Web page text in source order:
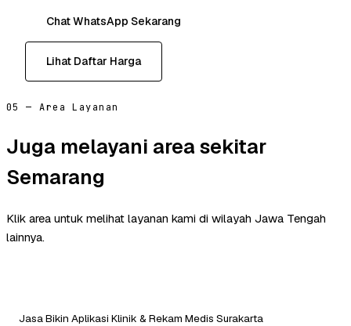
Chat WhatsApp Sekarang
Lihat Daftar Harga
05 — Area Layanan
Juga melayani area sekitar
Semarang
Klik area untuk melihat layanan kami di wilayah Jawa Tengah
lainnya.
Jasa Bikin Aplikasi Klinik & Rekam Medis Surakarta